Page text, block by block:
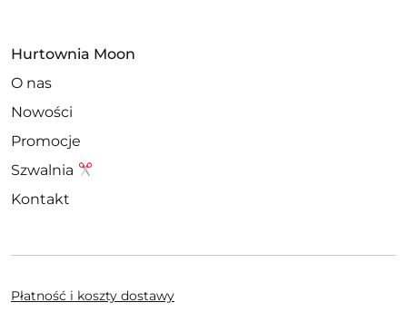
Hurtownia Moon
O nas
Nowości
Promocje
Szwalnia
Kontakt
Płatność i koszty dostawy